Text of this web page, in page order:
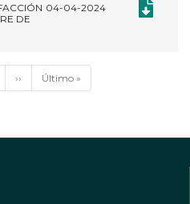
DE
04-04-2024
Siguiente
página
››
Última
página
Último »